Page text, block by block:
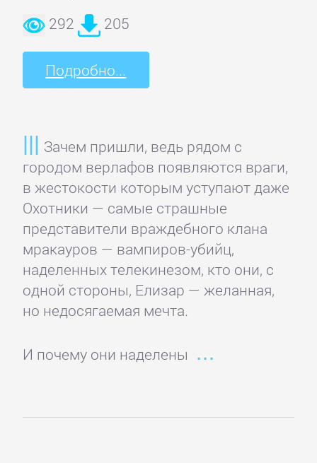
292 205
Подробно...
Зачем пришли, ведь рядом с
городом верлафов появляются враги,
в жестокости которым уступают даже
Охотники — самые страшные
представители враждебного клана
мракауров — вампиров-убийц,
наделенных телекинезом, кто они, с
одной стороны, Елизар — желанная,
но недосягаемая мечта.
И почему они наделены